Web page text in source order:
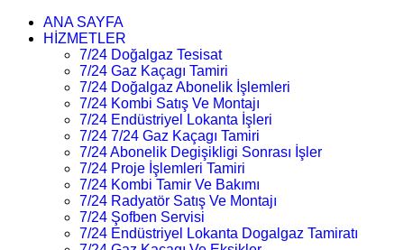
ANA SAYFA
HİZMETLER
7/24 Doğalgaz Tesisat
7/24 Gaz Kaçagı Tamiri
7/24 Doğalgaz Abonelik İşlemleri
7/24 Kombi Satış Ve Montajı
7/24 Endüstriyel Lokanta İşleri
7/24 7/24 Gaz Kaçagı Tamiri
7/24 Abonelik Degişikligi Sonrası İşler
7/24 Proje İşlemleri Tamiri
7/24 Kombi Tamir Ve Bakımı
7/24 Radyatör Satış Ve Montajı
7/24 Şofben Servisi
7/24 Endüstriyel Lokanta Dogalgaz Tamiratı